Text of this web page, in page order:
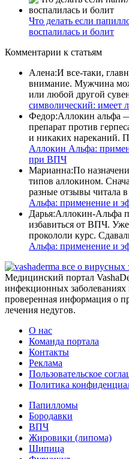
Что делать если
воспалилась и болит
Комментарии к статьям
Алена:И все-таки,
внимание. Мужчина
или любой другой
символический: имеет
Федор:Аллокин альфа
препарат против
и никаких нареканий.
Аллокин Альфа:
при ВПЧ
Марианна:По
типов аллокином.
разные отзывы читала
Альфа: применение и
Дарья:Аллокин-Альфа
избавиться от ВПЧ.
прокололи курс.
Альфа: применение и
все о вирусных
Медицинский портал
инфекционных заболеваниях
проверенная информация о
лечения недугов.
О нас
Команда портала
Контакты
Реклама
Пользовательское
Политика
Папилломы
Бородавки
ВПЧ
Жировики (липома)
Шипица